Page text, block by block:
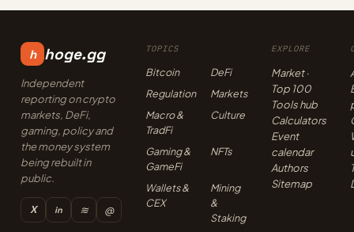
h hoge.gg
Independent
reporting on crypto
markets, DeFi,
gaming, policy and
the money system
being rebuilt in
public.
X in ≋ @
TOPICS
Bitcoin
DeFi
Regulation
Markets
Macro &
TradFi
Culture
Gaming &
GameFi
NFTs
Wallets &
CEX
Mining
&
Staking
EXPLORE
Market ·
Top 100
Tools hub
Calculators
Event
calendar
Authors
Sitemap